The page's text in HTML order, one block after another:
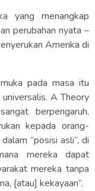
yang menangkap
perubahan nyata –
Amerika di
pada masa itu
A Theory
berpengaruh,
kepada orang-
“posisi asli”, di
mereka dapat
mereka tanpa
[atau] kekayaan”.